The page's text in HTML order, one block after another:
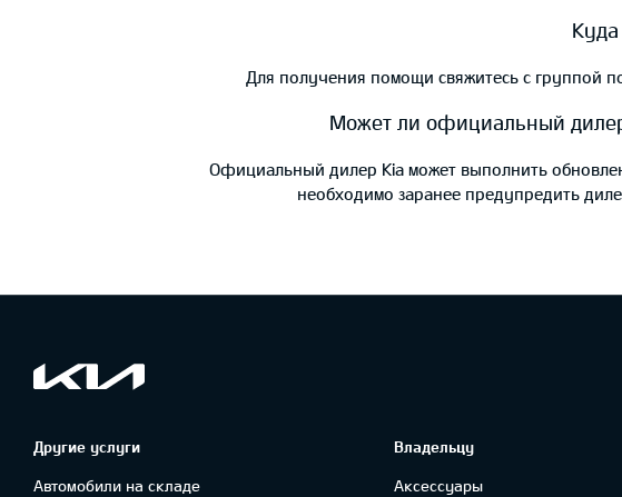
Для получения помощи свяжитесь с группой
Может ли официальный
Официальный дилер Kia может выполнить
необходимо заранее предупредить
Другие услуги
Автомобили на складе
Владельцу
Аксессуары